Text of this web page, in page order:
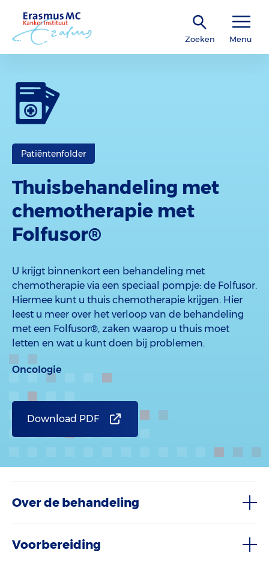
Zoeken Menu
Patiëntenfolder
Thuisbehandeling met
chemotherapie met
Folfusor®
U krijgt binnenkort een behandeling met
chemotherapie via een speciaal pompje: de Folfusor.
Hiermee kunt u thuis chemotherapie krijgen. Hier
leest u meer over het verloop van de behandeling
met een Folfusor®, zaken waarop u thuis moet
letten en wat u kunt doen bij problemen.
Oncologie
Download PDF
Over de behandeling
Voorbereiding